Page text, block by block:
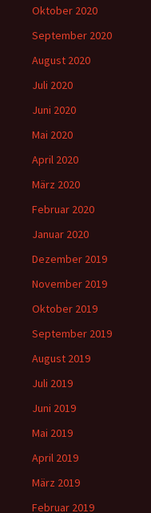
Oktober 2020
September 2020
August 2020
Juli 2020
Juni 2020
Mai 2020
April 2020
März 2020
Februar 2020
Januar 2020
Dezember 2019
November 2019
Oktober 2019
September 2019
August 2019
Juli 2019
Juni 2019
Mai 2019
April 2019
März 2019
Februar 2019